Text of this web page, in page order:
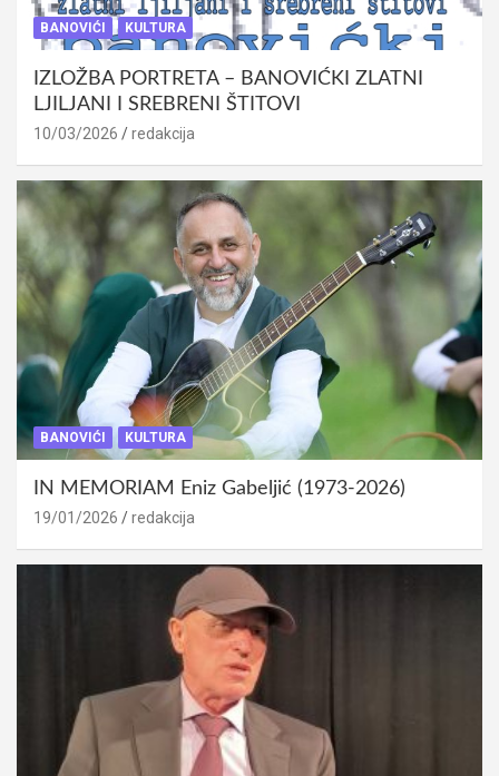
BANOVIĆI KULTURA
IZLOŽBA PORTRETA – BANOVIĆKI ZLATNI
LJILJANI I SREBRENI ŠTITOVI
10/03/2026 redakcija
BANOVIĆI KULTURA
IN MEMORIAM Eniz Gabeljić (1973-2026)
19/01/2026 redakcija